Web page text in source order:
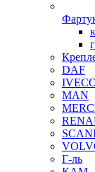
DAF
MAN
Г-ль